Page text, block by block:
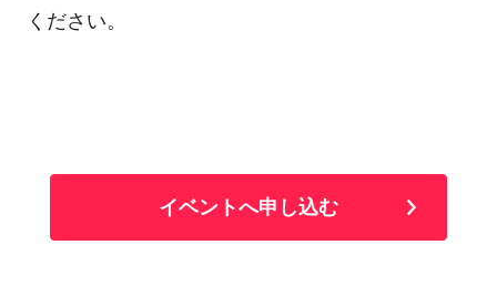
ください。
イベントへ申し込む